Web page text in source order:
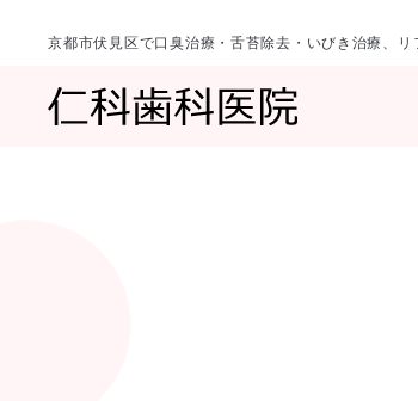
京都市伏見区で口臭治療・舌苔除去・いびき治療、